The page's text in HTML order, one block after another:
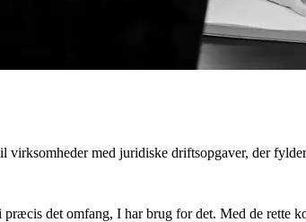
virksomheder med juridiske driftsopgaver, der
det omfang, I har brug for det. Med de rette